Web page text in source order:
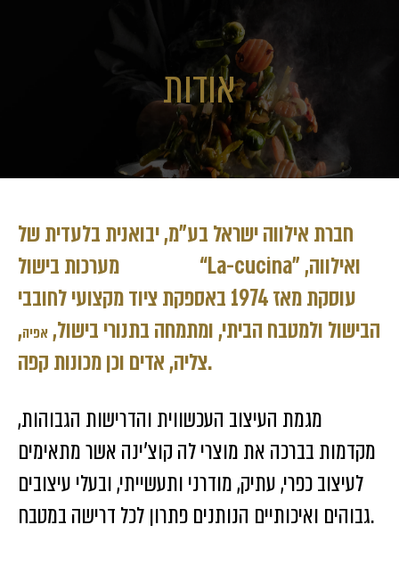
אודות
חברת אילווה ישראל בע”מ, יבואנית בלעדית של
מערכות בישול “La-cucina” ואילווה,
עוסקת מאז 1974 באספקת ציוד מקצועי לחובבי
הבישול ולמטבח הביתי, ומתמחה בתנורי בישול, אפיה,
צליה, אדים וכן מכונות קפה.
מגמת העיצוב העכשווית והדרישות הגבוהות,
מקדמות בברכה את מוצרי לה קוצ’ינה אשר מתאימים
לעיצוב כפרי, עתיק, מודרני ותעשייתי, ובעלי עיצובים
גבוהים ואיכותיים הנותנים פתרון לכל דרישה במטבח.